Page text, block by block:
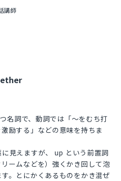
講師
名詞で、動詞では「〜をむち打
励する」などの意味を持ちま
見えますが、 up という前置詞
ームなどを）強くかき回して泡
。とにかくあるものをかき混ぜ